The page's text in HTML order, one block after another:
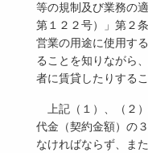
等の規制及び業務の
第１２２号）」第２
営業の用途に使用す
ることを知りながら
者に賃貸したりするこ
上記（１）、（２
代金（契約金額）の
なければならず、ま